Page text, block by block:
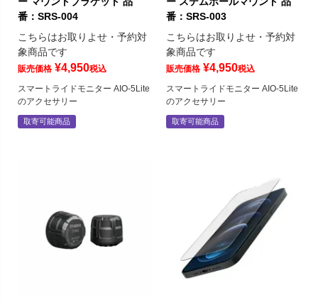
番：SRS-004
こちらはお取りよせ・予約対
象商品です
販売価格 ¥4,950税込
スマートライドモニター AIO-5Lite
のアクセサリー
取寄可能商品
番：SRS-003
こちらはお取りよせ・予約対
象商品です
販売価格 ¥4,950税込
スマートライドモニター AIO-5Lite
のアクセサリー
取寄可能商品